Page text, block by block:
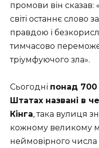
промови він
світі останнє слово
правдою і
тимчасово
тріумфуючого зла».
Сьогодні понад 700
Штатах названі в
Кінга, така вулиця
кожному великому
неймовірного числа